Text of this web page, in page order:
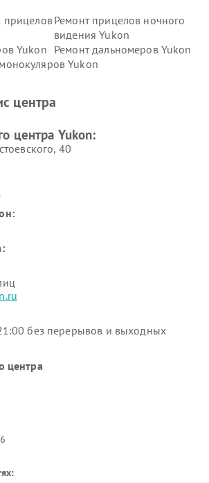
прицеловРемонт прицелов ночного
видения Yukon
Yukon Ремонт дальномеров Yukon
Yukon
центра
центра Yukon:
40
без перерывов и выходных
центра